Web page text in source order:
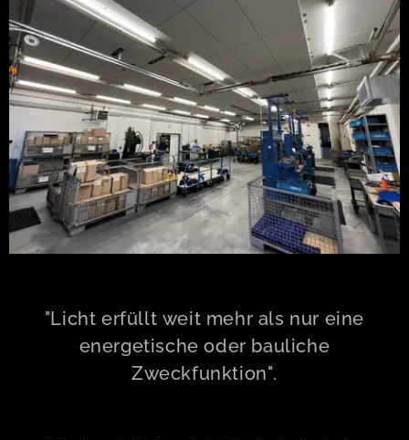
"Licht erfüllt weit mehr als nur eine
energetische oder bauliche
Zweckfunktion".